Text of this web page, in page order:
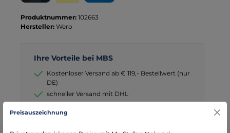
Produktnummer: 102663
Hersteller: Wero
Ihre Vorteile bei MBS
Kostenloser Versand ab € 119,- Bestellwert (nur
DE)
schneller Versand mit DHL
Bereich Notfallmedizin
Preisauszeichnung